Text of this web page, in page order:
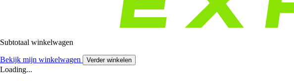
Subtotaal winkelwagen
Bekijk mijn winkelwagen Verder winkelen
Loading...